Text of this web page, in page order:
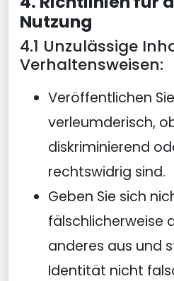
Nutzung
4.1 Unzulässige
Verhaltensweisen:
Veröffentlichen
verleumderisch,
diskriminierend
rechtswidrig sind.
Geben Sie sich
fälschlicherweise
anderes aus und
Identität nicht